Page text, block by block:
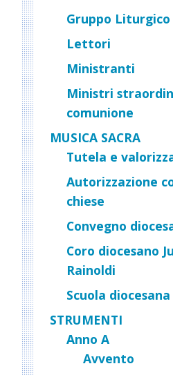
Gruppo Liturgico
Lettori
Ministranti
Ministri
comunione
MUSICA SACRA
Tutela e
Autorizzazione
chiese
Convegno
Coro diocesano
Rainoldi
Scuola diocesana
STRUMENTI
Anno A
Avvento